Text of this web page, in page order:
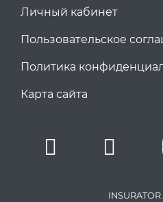
Личный кабинет
Пользовательское
Политика
Карта сайта